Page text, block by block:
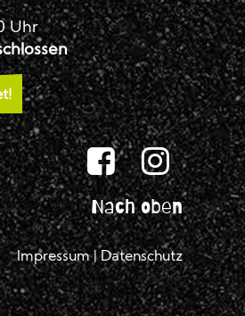
Uhr
Nach oben
Impressum|Datenschutz